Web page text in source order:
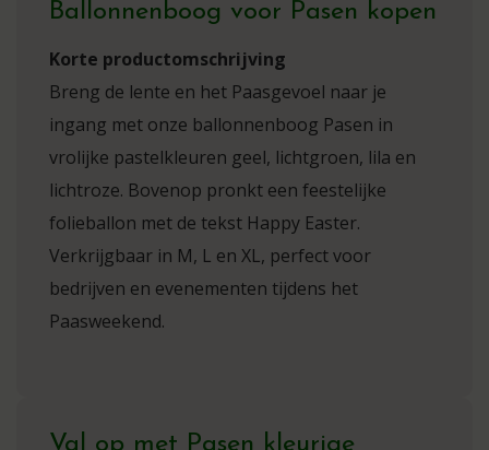
Ballonnenboog voor Pasen kopen
Korte productomschrijving
Breng de lente en het Paasgevoel naar je
ingang met onze ballonnenboog Pasen in
vrolijke pastelkleuren geel, lichtgroen, lila en
lichtroze. Bovenop pronkt een feestelijke
folieballon met de tekst Happy Easter.
Verkrijgbaar in M, L en XL, perfect voor
bedrijven en evenementen tijdens het
Paasweekend.
Val op met Pasen kleurige